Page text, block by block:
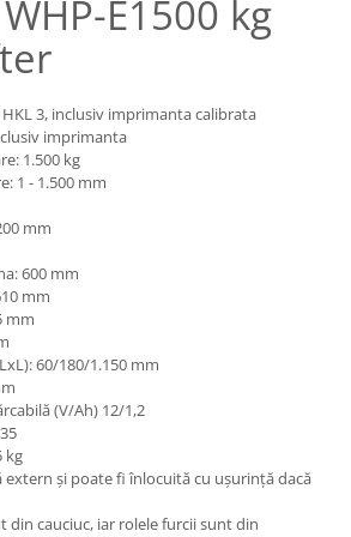
CAM
CAM
E1500 kg
3, inclusiv imprimanta calibrata
imprimanta
1.500 kg
1 - 1.500 mm
mm
600 mm
mm
mm
60/180/1.150 mm
(V/Ah) 12/1,2
kg
extern și poate fi înlocuită cu ușurință dacă
din cauciuc, iar rolele furcii sunt din